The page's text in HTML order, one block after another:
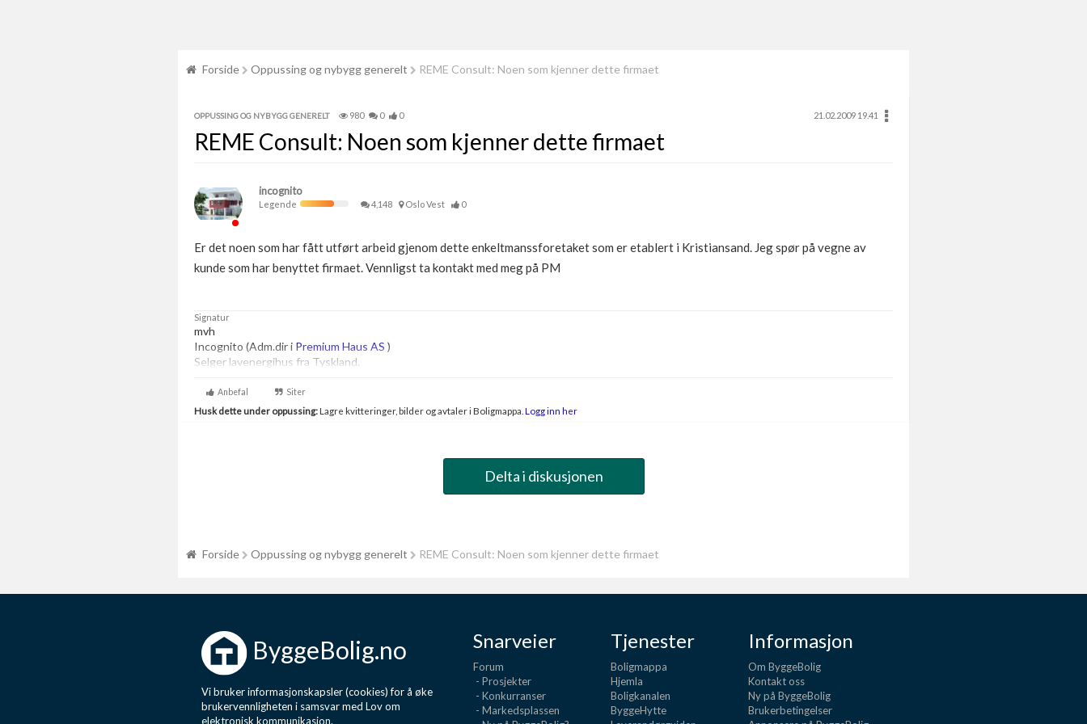
Forside Oppussing og nybygg generelt REME Consult: Noen som kjenner dette firmaet
OPPUSSING OG NYBYGG GENERELT 980 0 0 21.02.2009 19.41
REME Consult: Noen som kjenner dette firmaet
incognito
Legende 4,148 Oslo Vest 0
Er det noen som har fått utført arbeid gjenom dette enkeltmanssforetaket som er etablert i Kristiansand. Jeg spør på vegne av
kunde som har benyttet firmaet. Vennligst ta kontakt med meg på PM
Signatur
mvh
Incognito (Adm.dir i Premium Haus AS )
Selger lavenergihus fra Tyskland.
Anbefal Siter
Husk dette under oppussing:Lagre kvitteringer, bilder og avtaler i Boligmappa. Logg inn her
Delta i diskusjonen
Forside Oppussing og nybygg generelt REME Consult: Noen som kjenner dette firmaet
ByggeBolig.no
Vi bruker informasjonskapsler (cookies) for å øke
brukervennligheten i samsvar med Lov om
elektronisk kommunikasjon.
Snarveier
Forum
- Prosjekter
- Konkurranser
- Markedsplassen
Tjenester
Boligmappa
Hjemla
Boligkanalen
ByggeHytte
Informasjon
Om ByggeBolig
Kontakt oss
Ny på ByggeBolig
Brukerbetingelser